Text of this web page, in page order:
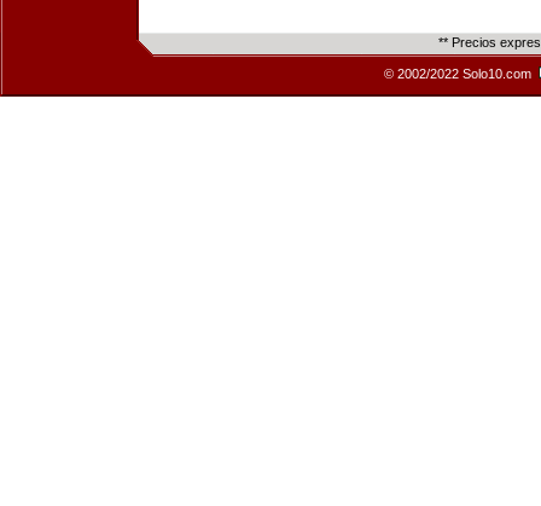
** Precios
© 2002/2022 Solo10.com